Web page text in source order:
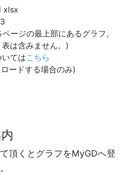
xlsx
ージの最上部にあるグラフ。
は含みません。)
てはこちら
ードする場合のみ)
頂くとグラフをMyGDへ登